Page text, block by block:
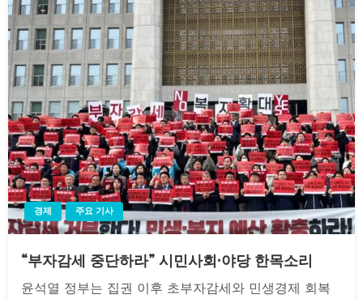
경제 주요 기사
“부자감세 중단하라” 시민사회·야당 한목소리
윤석열 정부는 집권 이후 초부자감세와 민생경제 회복